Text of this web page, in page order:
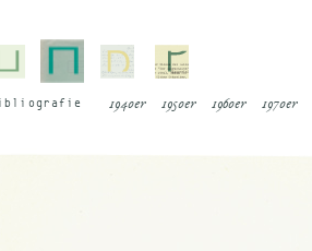
1940er 1950er 1960er 1970er